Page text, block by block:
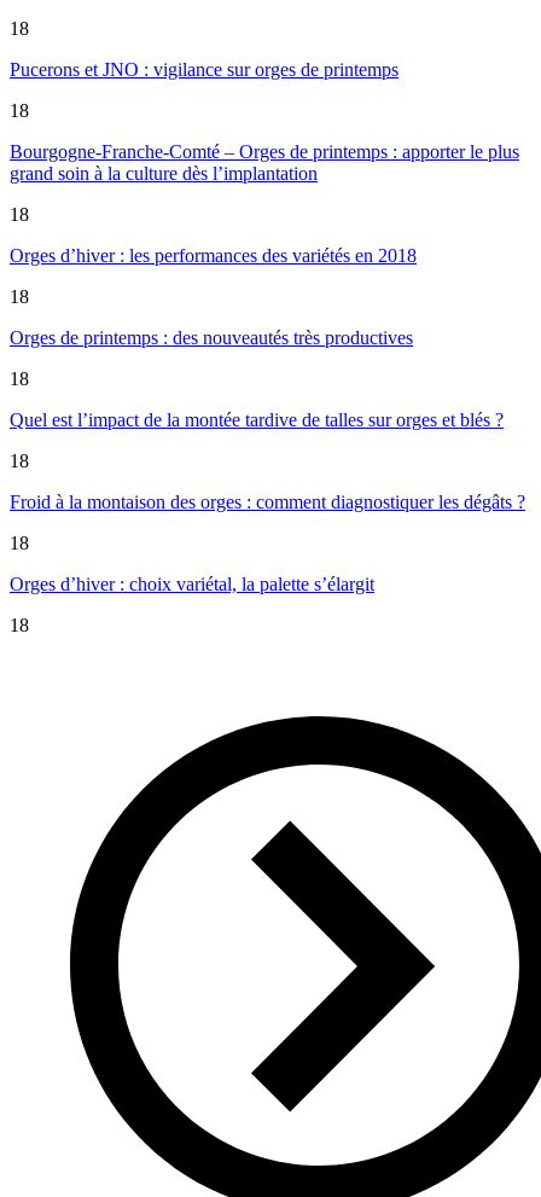
18
Pucerons et JNO : vigilance sur orges de printemps
18
Bourgogne-Franche-Comté – Orges de printemps : apporter le plus
grand soin à la culture dès l’implantation
18
Orges d’hiver : les performances des variétés en 2018
18
Orges de printemps : des nouveautés très productives
18
Quel est l’impact de la montée tardive de talles sur orges et blés ?
18
Froid à la montaison des orges : comment diagnostiquer les dégâts ?
18
Orges d’hiver : choix variétal, la palette s’élargit
18